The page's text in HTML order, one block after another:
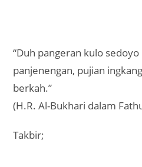
“Duh pangeran kulo
panjenengan, pujian
berkah.”
(H.R. Al-Bukhari dalam
Takbir;